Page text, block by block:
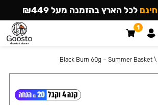
\
Black Burn 60g – Summer Basket
חינם לכל הארץ בהזמנה מעל ₪449
1